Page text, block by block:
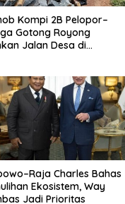
Kompi 2B Pelopor–
Gotong Royong
Jalan Desa di
Charles Bahas
Ekosistem, Way
Jadi Prioritas